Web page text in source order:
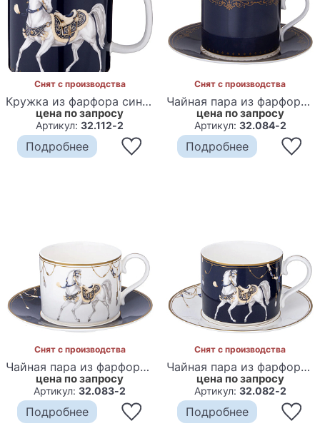
Снят с производства
Кружка из фарфора синяя с изображением лошадей 400 мл Porcelain Horse Set
цена по запросу
Артикул:32.112-2
Подробнее
Снят с производства
Чайная пара из фарфора синяя 300 мл Porcelain Horse Set
цена по запросу
Артикул: 32.084-2
Подробнее
Снят с производства
Чайная пара из фарфора с изображением лошади 300 мл Porcelain Horse Set 2
цена по запросу
Артикул:32.083-2
Подробнее
Снят с производства
Чайная пара из фарфора с изображением лошади 300 мл Porcelain Horse Set
цена по запросу
Артикул: 32.082-2
Подробнее